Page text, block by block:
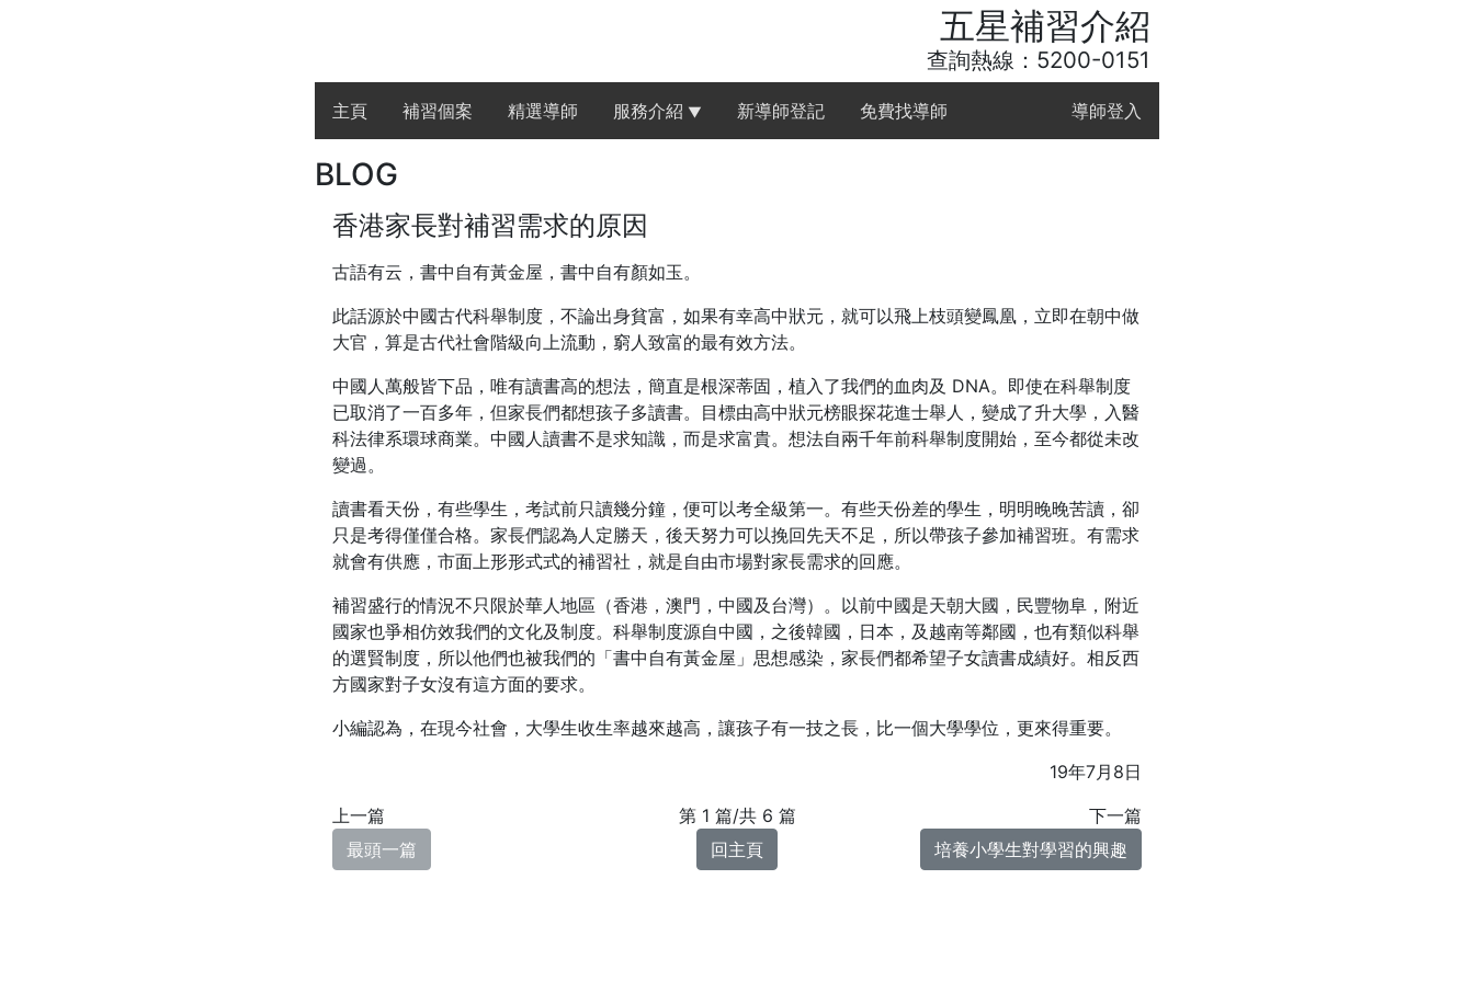
五星補習介紹
查詢熱線：5200-0151
主頁 補習個案 精選導師 服務介紹 ▼ 新導師登記 免費找導師 導師登入
BLOG
香港家長對補習需求的原因
古語有云，書中自有黃金屋，書中自有顏如玉。
此話源於中國古代科舉制度，不論出身貧富，如果有幸高中狀元，就可以飛上枝頭變鳳凰，立即在朝中做
大官，算是古代社會階級向上流動，窮人致富的最有效方法。
中國人萬般皆下品，唯有讀書高的想法，簡直是根深蒂固，植入了我們的血肉及 DNA。即使在科舉制度
已取消了一百多年，但家長們都想孩子多讀書。目標由高中狀元榜眼探花進士舉人，變成了升大學，入醫
科法律系環球商業。中國人讀書不是求知識，而是求富貴。想法自兩千年前科舉制度開始，至今都從未改
變過。
讀書看天份，有些學生，考試前只讀幾分鐘，便可以考全級第一。有些天份差的學生，明明晚晚苦讀，卻
只是考得僅僅合格。家長們認為人定勝天，後天努力可以挽回先天不足，所以帶孩子參加補習班。有需求
就會有供應，市面上形形式式的補習社，就是自由市場對家長需求的回應。
補習盛行的情況不只限於華人地區（香港，澳門，中國及台灣）。以前中國是天朝大國，民豐物阜，附近
國家也爭相仿效我們的文化及制度。科舉制度源自中國，之後韓國，日本，及越南等鄰國，也有類似科舉
的選賢制度，所以他們也被我們的「書中自有黃金屋」思想感染，家長們都希望子女讀書成績好。相反西
方國家對子女沒有這方面的要求。
小編認為，在現今社會，大學生收生率越來越高，讓孩子有一技之長，比一個大學學位，更來得重要。
19年7月8日
上一篇
第 1 篇/共 6 篇
下一篇
最頭一篇
回主頁 培養小學生對學習的興趣